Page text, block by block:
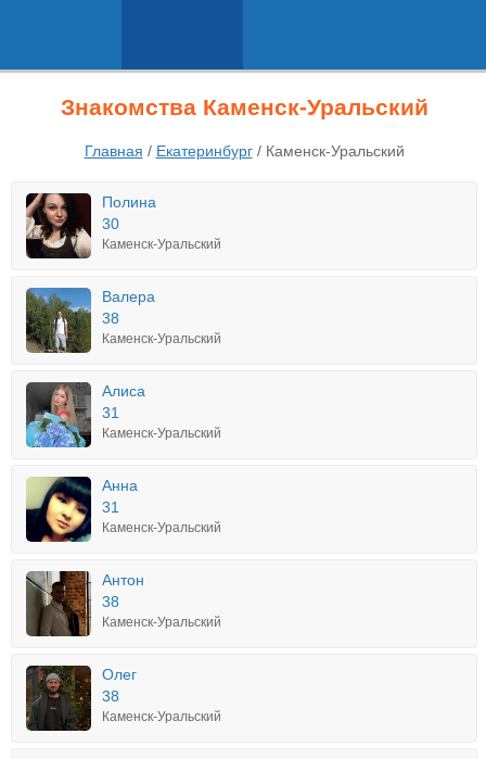
Знакомства Каменск-Уральский
Главная / Екатеринбург/ Каменск-Уральский
Полина
30
Каменск-Уральский
Валера
38
Каменск-Уральский
Алиса
31
Каменск-Уральский
Анна
31
Каменск-Уральский
Антон
38
Каменск-Уральский
Олег
38
Каменск-Уральский